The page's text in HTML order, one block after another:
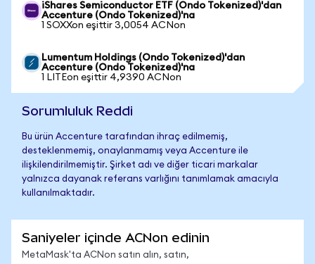
iShares Semiconductor ETF (Ondo Tokenized)'dan
Accenture (Ondo Tokenized)'na
1 SOXXon eşittir 3,0054 ACNon
Lumentum Holdings (Ondo Tokenized)'dan
Accenture (Ondo Tokenized)'na
1 LITEon eşittir 4,9390 ACNon
Sorumluluk Reddi
Bu ürün Accenture tarafından ihraç edilmemiş,
desteklenmemiş, onaylanmamış veya Accenture ile
ilişkilendirilmemiştir. Şirket adı ve diğer ticari markalar
yalnızca dayanak referans varlığını tanımlamak amacıyla
kullanılmaktadır.
Saniyeler içinde ACNon edinin
MetaMask'ta ACNon satın alın, satın,